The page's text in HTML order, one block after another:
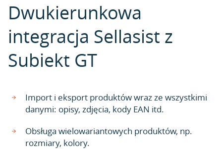
Dwukierunkowa
integracja Sellasist z
Subiekt GT
Import i eksport produktów wraz ze wszystkimi
danymi: opisy, zdjęcia, kody EAN itd.
Obsługa wielowariantowych produktów, np.
rozmiary, kolory.